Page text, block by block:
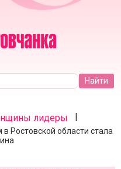
лидеры |
Ростовской области стала